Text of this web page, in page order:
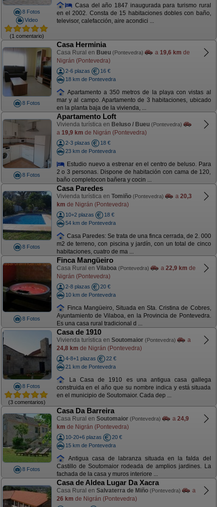
8 Fotos
Video
(1 comentario)
Casa del año 1847 inaugurada para turismo rural
en el 2002. Consta de 15 habitaciones dobles con baño,
televisor, calefacción, aire acondici ...
8 Fotos
Casa Herminia
Casa Rural en Bueu (Pontevedra) a 19,6 km de
Nigrán (Pontevedra)
2-6 plazas
16 €
18 km de Pontevedra
Apartamento a 350 metros de la playa con vistas al
mar y al campo. Apartamento de 3 habitaciones, ubicado
en la planta baja de la vivienda, ...
8 Fotos
Apartamento Loft
Vivienda turística en Beluso / Bueu (Pontevedra)
a 19,9 km de Nigrán (Pontevedra)
2-3 plazas
18 €
23 km de Pontevedra
Estudio nuevo a estrenar en el centro de beluso. Para
2 o 3 personas. Dispone de habitación con cama de 120,
baño completocon bañera y cocin ...
8 Fotos
Casa Paredes
Vivienda turística en Tomiño (Pontevedra) a 20,3
km de Nigrán (Pontevedra)
10+2 plazas
18 €
54 km de Pontevedra
Casa Paredes: Se trata de una finca cerrada, de 2. 000
m2 de terreno, con piscina y jardín, con un total de cinco
habitaciones, cuatro de ma ...
8 Fotos
Finca Mangüeiro
Casa Rural en Vilaboa (Pontevedra) a 22,9 km de
Nigrán (Pontevedra)
2-8 plazas
20 €
10 km de Pontevedra
Finca Mangüeiro, Situada en Sta. Cristina de Cobres,
Ayuntamiento de Vilaboa, en la Provincia de Pontevedra.
Es una casa rural tradicional d ...
8 Fotos
(3 comentarios)
Casa de 1910
Vivienda turística en Soutomaior (Pontevedra)
a
24,8 km de Nigrán (Pontevedra)
4-8+1 plazas
22 €
21 km de Pontevedra
La Casa de 1910 es una antigua casa gallega
construida en el año que su nombre indica y está situada
en el municipio de Soutomaior. Cada dep ...
8 Fotos
Casa Da Barreira
Casa Rural en Soutomaior (Pontevedra) a 24,9
km de Nigrán (Pontevedra)
10-20+6 plazas
20 €
15 km de Pontevedra
Antigua casa de labranza situada en la falda del
Castillo de Soutomaior rodeada de amplios jardines. La
fachada de la casa y muros interiore ...
Casa de Aldea Lugar Da Xacra
Casa Rural en Salvaterra de Miño (Pontevedra)
a
26 km de Nigrán (Pontevedra)